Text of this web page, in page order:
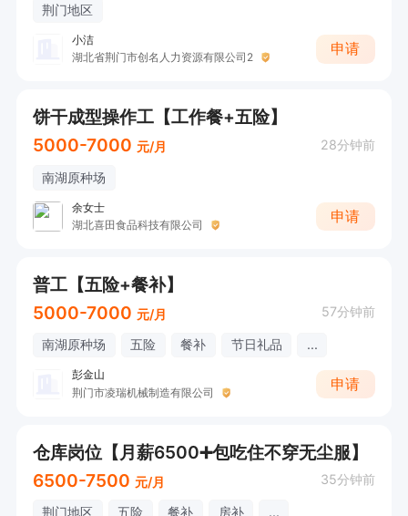
荆门地区
小洁
湖北省荆门市创名人力资源有限公司2
申请
饼干成型操作工【工作餐+五险】
5000-7000 元/月 28分钟前
南湖原种场
余女士
湖北喜田食品科技有限公司
申请
普工【五险+餐补】
5000-7000 元/月 57分钟前
南湖原种场 五险 餐补 节日礼品 ...
彭金山
荆门市凌瑞机械制造有限公司
申请
仓库岗位【月薪6500➕包吃住不穿无尘服】
6500-7500 元/月 35分钟前
荆门地区 五险 餐补 房补 ...